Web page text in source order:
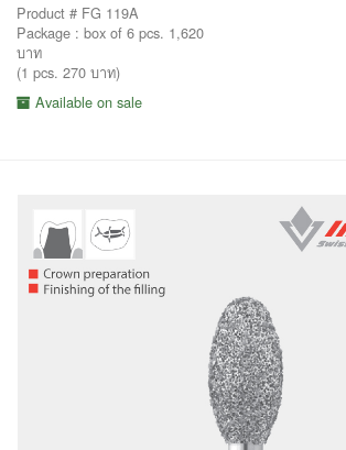
Product # FG 119A
Package : box of 6 pcs. 1,620
บาท
(1 pcs. 270 บาท)
Available on sale